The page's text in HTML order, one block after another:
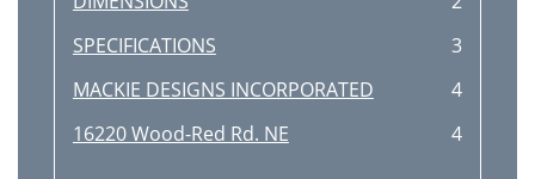
SPECIFICATIONS
3
MACKIE DESIGNS INCORPORATED
4
16220 Wood-Red Rd. NE
4